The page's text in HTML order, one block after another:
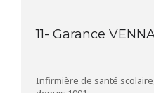
11- Garance
Infirmière de santé